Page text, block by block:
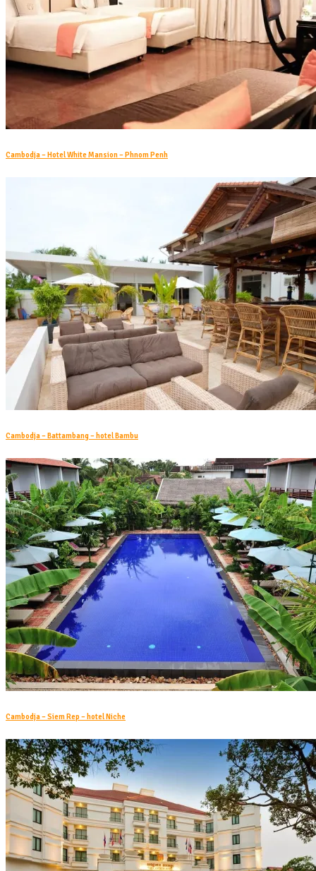
Cambodja – Hotel White Mansion – Phnom Penh
Cambodja – Battambang – hotel Bambu
Cambodja – Siem Rep – hotel Niche